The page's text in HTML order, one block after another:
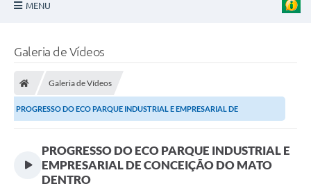
MENU
Transparência
Editais
Legislação
Galeria de Vídeos
Galeria de Vídeos
PROGRESSO DO ECO PARQUE INDUSTRIAL E EMPRESARIAL DE
PROGRESSO DO ECO PARQUE INDUSTRIAL E
EMPRESARIAL DE CONCEIÇÃO DO MATO
DENTRO